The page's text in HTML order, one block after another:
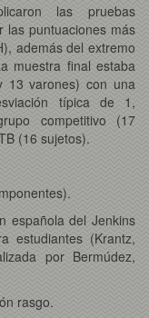
las pruebas
las puntuaciones más
además del extremo
muestra final estaba
13 varones) con una
típica de 1,
competitivo (17
(16 sujetos).
española del Jenkins
estudiantes (Krantz,
por Bermúdez,
rasgo.